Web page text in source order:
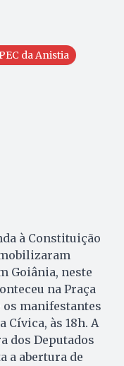
da Anistia
à Constituição
Goiânia, neste
na Praça
manifestantes
Cívica, às 18h. A
dos Deputados
a abertura de